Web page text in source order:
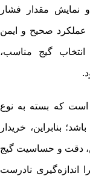
و نمایش مقدار فشار
صحیح و ایمن
انتخاب گیج مناسب،
است که بسته به نوع
بنابراین، خریدار
دقت و حساسیت گیج
اندازه‌گیری نادرست